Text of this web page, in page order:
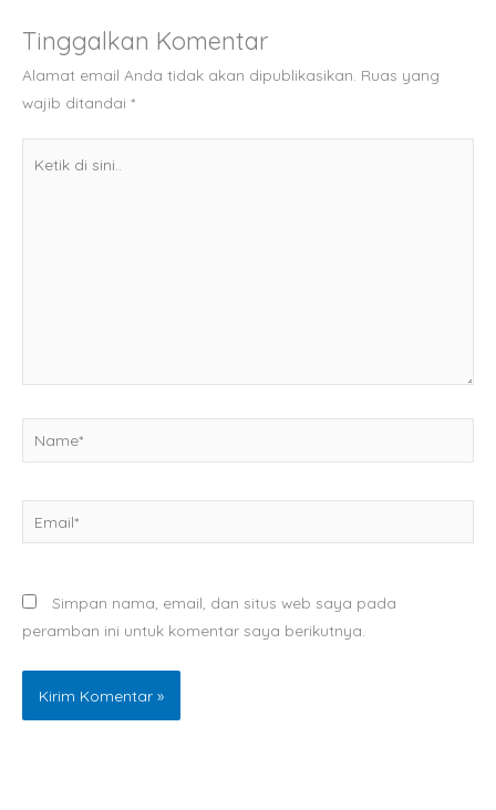
Tinggalkan Komentar
Alamat email Anda tidak akan dipublikasikan. Ruas yang
wajib ditandai *
Simpan nama, email, dan situs web saya pada
peramban ini untuk komentar saya berikutnya.